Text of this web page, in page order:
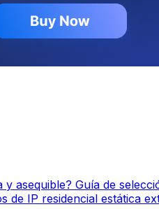
asequible? Guía de
de IP residencial estática